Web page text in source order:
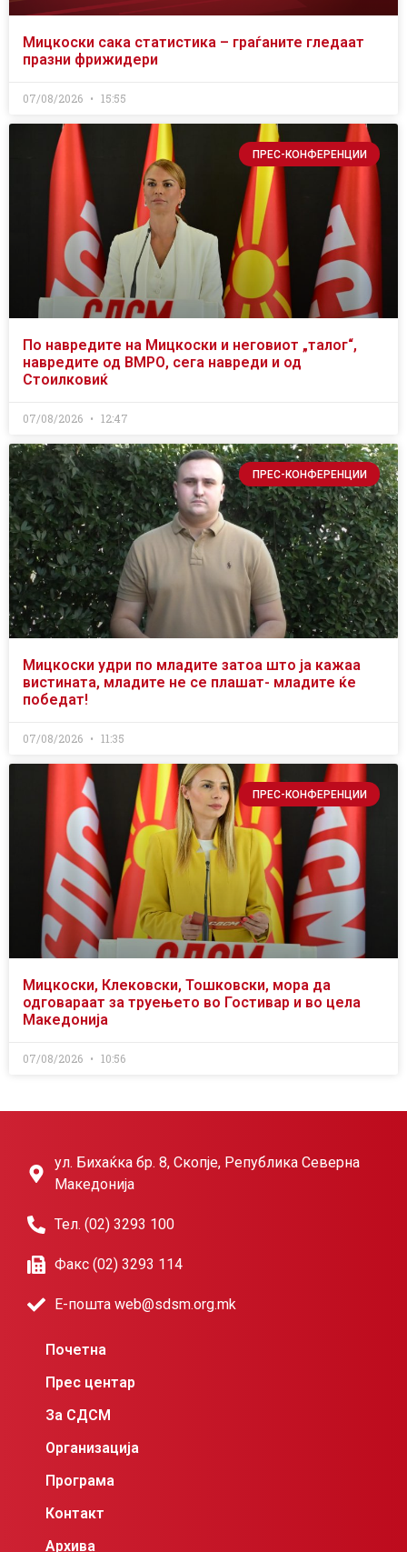
Мицкоски сака статистика – граѓаните гледаат
празни фрижидери
07/08/2026 15:55
ПРЕС-КОНФЕРЕНЦИИ
По навредите на Мицкоски и неговиот „талог“,
навредите од ВМРО, сега навреди и од
Стоилковиќ
07/08/2026 12:47
ПРЕС-КОНФЕРЕНЦИИ
Мицкоски удри по младите затоа што ја кажаа
вистината, младите не се плашат- младите ќе
победат!
07/08/2026 11:35
ПРЕС-КОНФЕРЕНЦИИ
Мицкоски, Клековски, Тошковски, мора да
одговараат за труењето во Гостивар и во цела
Македонија
07/08/2026 10:56
ул. Бихаќка бр. 8, Скопје, Република Северна
Македонија
Тел. (02) 3293 100
Факс (02) 3293 114
Е-пошта web@sdsm.org.mk
Почетна
Прес центар
За СДСМ
Организација
Програма
Контакт
Архива